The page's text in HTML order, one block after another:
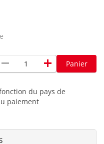
remove add Panier
du pays de
paiement